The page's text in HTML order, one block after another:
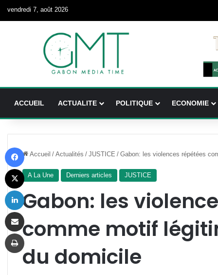
vendredi 7, août 2026
ACCUEIL ACTUALITE POLITIQUE ECONOMIE
Accueil / Actualités / JUSTICE / Gabon: les violences répétées
A La Une Derniers articles JUSTICE
Gabon: les
comme motif
du domicile
X
Imprimer